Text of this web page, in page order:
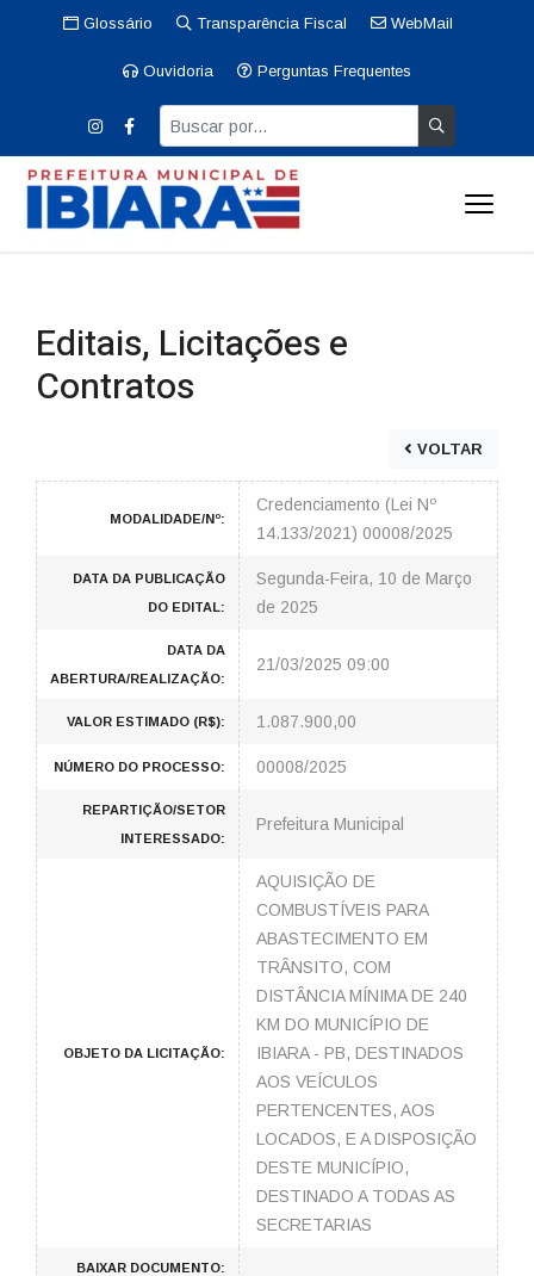
Glossário Transparência Fiscal WebMail
Ouvidoria Perguntas Frequentes
Editais, Licitações e
Contratos
VOLTAR
MODALIDADE/Nº:
Credenciamento (Lei Nº
14.133/2021) 00008/2025
DATA DA PUBLICAÇÃO
DO EDITAL:
Segunda-Feira, 10 de Março
de 2025
DATA DA
ABERTURA/REALIZAÇÃO:
21/03/2025 09:00
VALOR ESTIMADO (R$): 1.087.900,00
NÚMERO DO PROCESSO: 00008/2025
REPARTIÇÃO/SETOR
INTERESSADO:
Prefeitura Municipal
OBJETO DA LICITAÇÃO:
AQUISIÇÃO DE
COMBUSTÍVEIS PARA
ABASTECIMENTO EM
TRÂNSITO, COM
DISTÂNCIA MÍNIMA DE 240
KM DO MUNICÍPIO DE
IBIARA - PB, DESTINADOS
AOS VEÍCULOS
PERTENCENTES, AOS
LOCADOS, E A DISPOSIÇÃO
DESTE MUNICÍPIO,
DESTINADO A TODAS AS
SECRETARIAS
BAIXAR DOCUMENTO: